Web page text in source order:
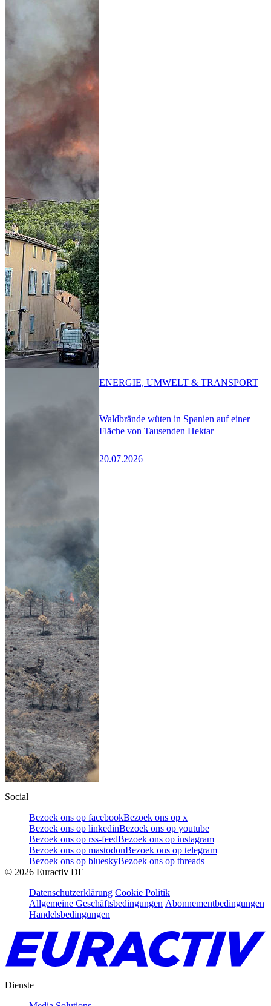
Waldbrände wüten in Spanien auf einer
Fläche von Tausenden Hektar
20.07.2026
ENERGIE, UMWELT & TRANSPORT
Social
Bezoek ons op facebookBezoek ons op x
Bezoek ons op linkedinBezoek ons op youtube
Bezoek ons op rss-feedBezoek ons op instagram
Bezoek ons op mastodonBezoek ons op telegram
Bezoek ons op blueskyBezoek ons op threads
© 2026 Euractiv DE
Datenschutzerklärung Cookie Politik
Allgemeine Geschäftsbedingungen Abonnementbedingungen
Handelsbedingungen
Dienste